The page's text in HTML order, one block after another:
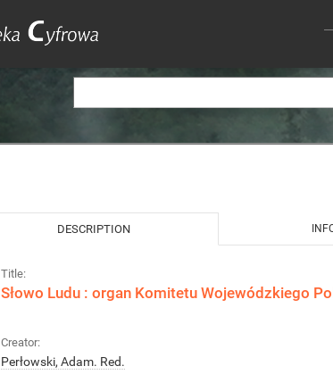
DESCRIPTION
Title:
Słowo Ludu : organ Komitetu Wojewódzkiego
Creator:
Perłowski, Adam. Red.